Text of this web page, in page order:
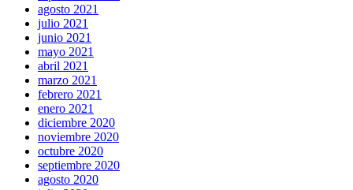
agosto 2021
julio 2021
junio 2021
mayo 2021
abril 2021
marzo 2021
febrero 2021
enero 2021
diciembre 2020
noviembre 2020
octubre 2020
septiembre 2020
agosto 2020